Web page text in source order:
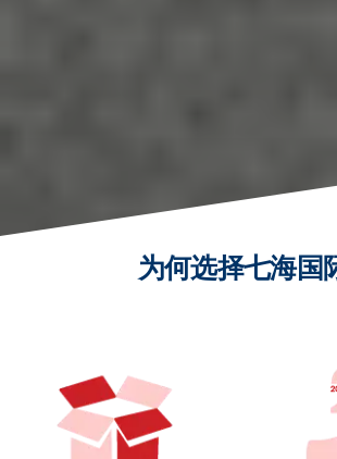
为何选择七海国